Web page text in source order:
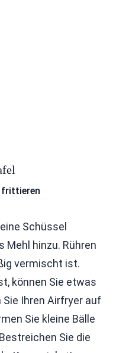
frittieren
Schüssel
Mehl hinzu. Rühren
vermischt ist.
können Sie etwas
Ihren Airfryer auf
Sie kleine Bälle
Sie die